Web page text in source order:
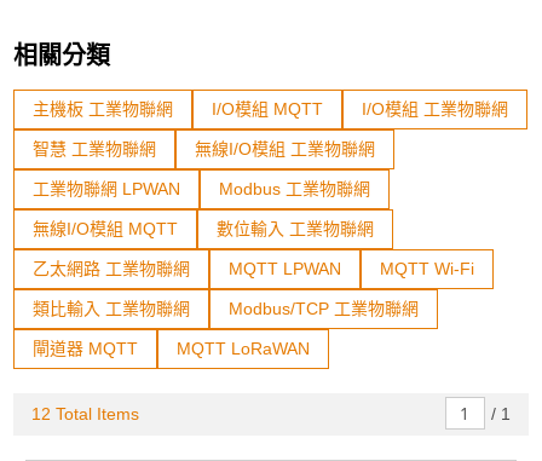
相關分類
主機板 工業物聯網 I/O模組 MQTT I/O模組 工業物聯網
智慧 工業物聯網 無線I/O模組 工業物聯網
工業物聯網 LPWAN Modbus 工業物聯網
無線I/O模組 MQTT 數位輸入 工業物聯網
乙太網路 工業物聯網 MQTT LPWAN MQTT Wi-Fi
類比輸入 工業物聯網 Modbus/TCP 工業物聯網
閘道器 MQTT MQTT LoRaWAN
12 Total Items / 1